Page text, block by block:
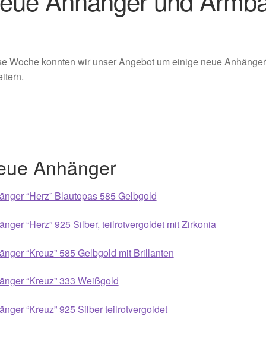
Schmuck online kaufen 2016
Karneval 2019 – Schmuck zu Fasching & Co.
Magisches und Festliches zu Halloween 2022
finden für Ostern 2016
finden für Ostern 2018
finden für Ostern 2020
finden für Ostern 2022
Geschenke Vertrag widerrufen
Woche konnten wir unser Angebot um einige neue
Anhänger
“Herz” Blautopas 585 Gelbgold
“Herz” 925 Silber, teilrotvergoldet mit Zirkonia
“Kreuz” 585 Gelbgold mit Brillanten
“Kreuz” 333 Weißgold
“Kreuz” 925 Silber teilrotvergoldet